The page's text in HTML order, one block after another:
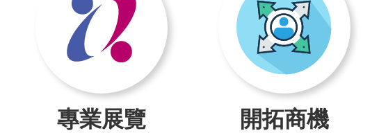
專業展覽 開拓商機